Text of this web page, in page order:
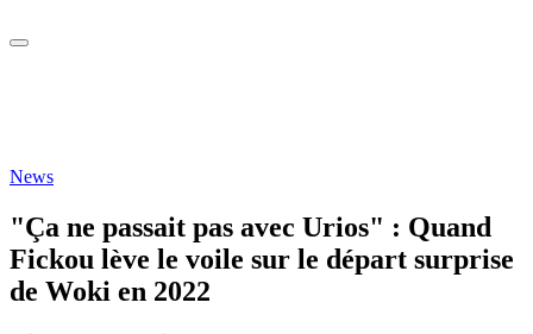
News
"Ça ne passait pas avec Urios" : Quand
Fickou lève le voile sur le départ surprise
de Woki en 2022